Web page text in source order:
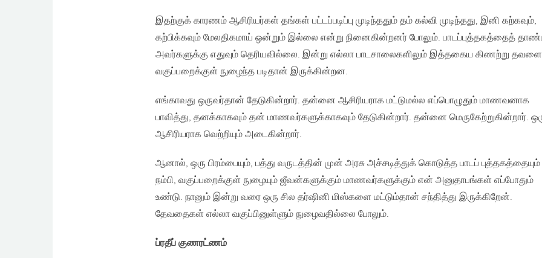
இதற்குக் காரணம் ஆசிரியர்கள் தங்கள் பட்டப்படிப்பு முடிந்ததும் தம் கல்வி முடிந்தது, இனி கற்கவும்,
கற்பிக்கவும் மேலதிகமாய் ஒன்றும் இல்லை என்று நினைகின்றனர் போலும். பாடப்புத்தகத்தைத்
அவர்களுக்கு எதுவும் தெரியவில்லை. இன்று எல்லா பாடசாலைகளிலும் இத்தகைய கிணற்று
வகுப்பறைக்குள் நுழைந்த படிதான் இருக்கின்றன.
எங்காவது ஒருவர்தான் தேடுகின்றார். தன்னை ஆசிரியராக மட்டுமல்ல எப்பொழுதும் மாணவனாக
பாவித்து, தனக்காகவும் தன் மாணவர்களுக்காகவும் தேடுகின்றார். தன்னை மெருகேற்றுகின்றார்.
ஆசிரியராக வெற்றியும் அடைகின்றார்.
ஆனால், ஒரு பிரம்பையும், பத்து வருடத்தின் முன் அரசு அச்சடித்துக் கொடுத்த பாடப் புத்தகத்தையும்
நம்பி, வகுப்பறைக்குள் நுழையும் ஜீவன்களுக்கும் மாணவர்களுக்கும் என் அனுதாபங்கள் எப்போதும்
உண்டு. நானும் இன்று வரை ஒரு சில தர்ஷினி மிஸ்களை மட்டும்தான் சந்தித்து இருக்கிறேன்.
தேவதைகள் எல்லா வகுப்பினுள்ளும் நுழைவதில்லை போலும்.
ப்ரதீப் குணரட்ணம்